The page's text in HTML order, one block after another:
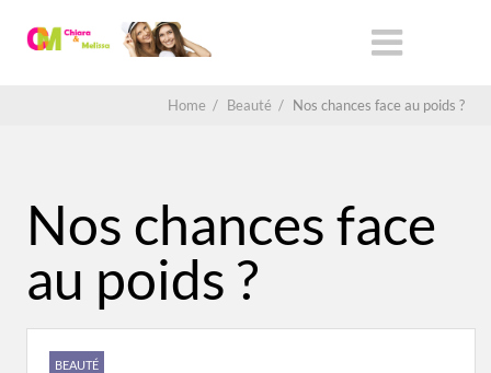
Home / Beauté / Nos chances face au poids ?
Nos chances face
au poids ?
BEAUTÉ